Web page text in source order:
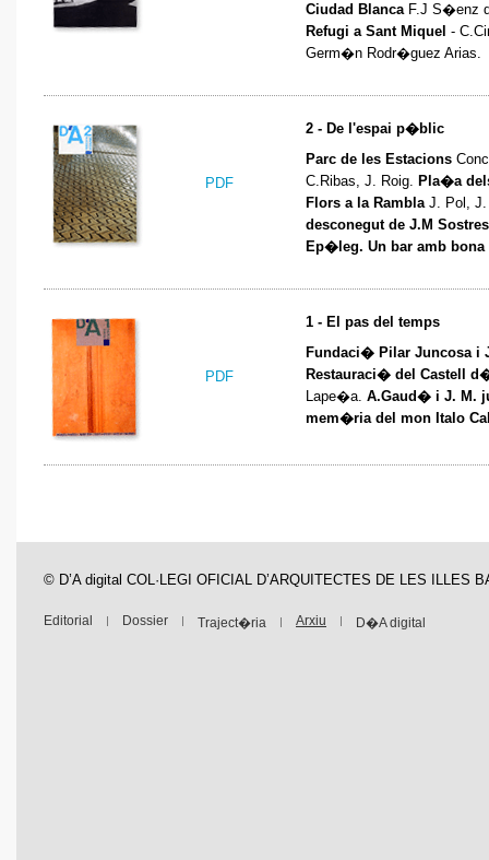
Ciudad BlancaF.J S�enz
Refugi a Sant Miquel -
Germ�n Rodr�guez Arias.
PDF
2 - De l'espai p�blic
Parc de les Estacions
C.Ribas, J. Roig. Pla�a
Flors a la RamblaJ. Pol, J.
desconegut de J.M Sostres
Ep�leg. Un bar amb bona
PDF
1 - El pas del temps
Fundaci� Pilar Juncosa i
Restauraci� del Castell
Lape�a. A.Gaud� i J. M.
mem�ria del mon Italo
© D’A digital COL·LEGI OFICIAL D’ARQUITECTES DE LES ILLES
Editorial Dossier Traject�ria Arxiu D�A digital